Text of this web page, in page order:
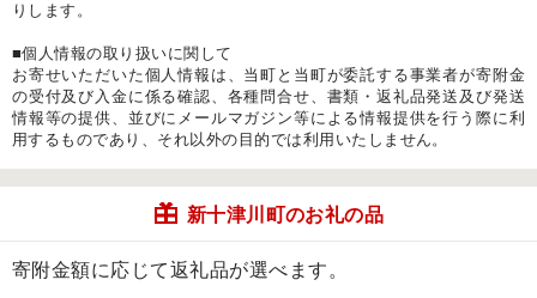
りします。
■個人情報の取り扱いに関して
お寄せいただいた個人情報は、当町と当町が委託する事業者が寄附金
の受付及び入金に係る確認、各種問合せ、書類・返礼品発送及び発送
情報等の提供、並びにメールマガジン等による情報提供を行う際に利
用するものであり、それ以外の目的では利用いたしません。
新十津川町のお礼の品
寄附金額に応じて返礼品が選べます。